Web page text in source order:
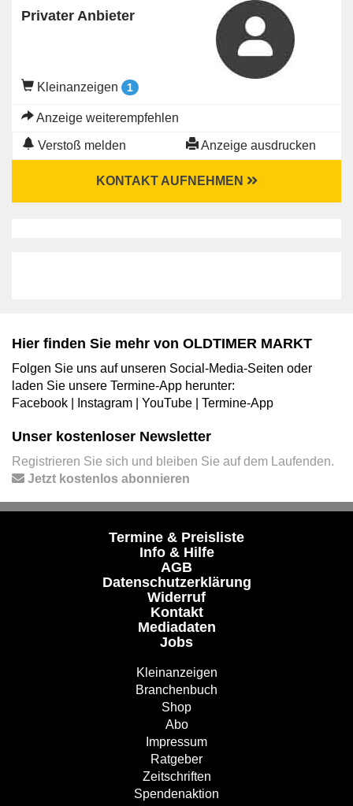
Privater Anbieter
Kleinanzeigen 1
Anzeige weiterempfehlen
Verstoß melden Anzeige ausdrucken
KONTAKT AUFNEHMEN
Hier finden Sie mehr von OLDTIMER MARKT
Folgen Sie uns auf unseren Social-Media-Seiten oder
laden Sie unsere Termine-App herunter:
Facebook
Instagram YouTube Termine-App
Unser kostenloser Newsletter
Registrieren Sie sich und bleiben Sie auf dem Laufenden.
Jetzt kostenlos abonnieren
Termine & Preisliste
Info & Hilfe
AGB
Datenschutzerklärung
Widerruf
Kontakt
Mediadaten
Jobs
Kleinanzeigen
Branchenbuch
Shop
Abo
Impressum
Ratgeber
Zeitschriften
Spendenaktion